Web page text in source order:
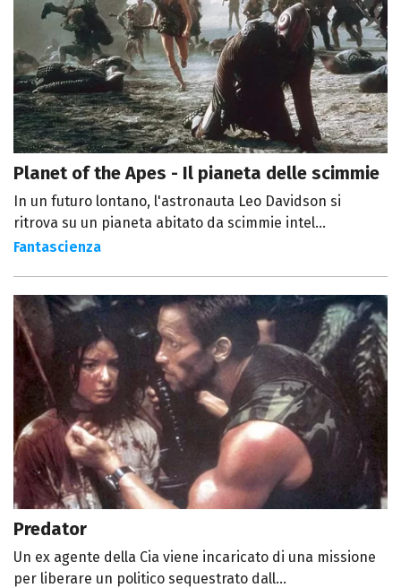
Planet of the Apes - Il pianeta delle scimmie
In un futuro lontano, l'astronauta Leo Davidson si
ritrova su un pianeta abitato da scimmie intel...
Fantascienza
Predator
Un ex agente della Cia viene incaricato di una missione
per liberare un politico sequestrato dall...